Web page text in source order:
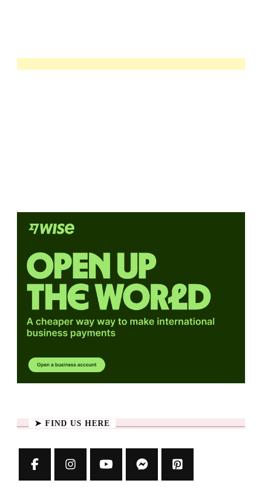
➤ FIND US HERE